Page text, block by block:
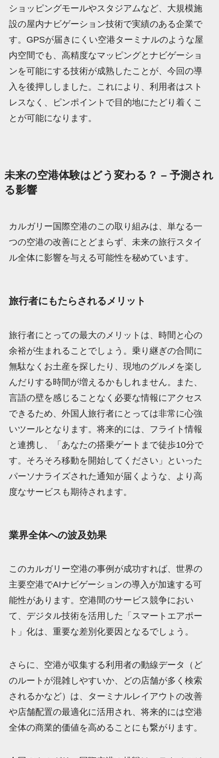
ショッピングモールやスタジアムなど、大規模施
設の屋内ナビゲーション技術で実績のある企業で
す。GPSが届きにくい空港ターミナルのような屋
内空間でも、高精度なマッピングとナビゲーショ
ンを可能にする技術が成熟したことが、今回の導
入を後押ししました。これにより、利用者はスト
レスなく、ピンポイントで目的地にたどり着くこ
とが可能になります。
未来の空港体験はどう変わる？ – 予測され
る影響
カルガリー国際空港のこの取り組みは、単なる一
つの空港の改善にとどまらず、未来の旅行スタイ
ル全体に影響を与える可能性を秘めています。
旅行者にもたらされるメリット
旅行者にとっての最大のメリットは、時間と心の
余裕が生まれることでしょう。乗り継ぎの合間に
無駄なくお土産を探したり、現地のグルメを楽し
んだりする時間が増えるかもしれません。また、
言語の壁を感じることなく必要な情報にアクセス
できるため、外国人旅行者にとっては非常に心強
いツールとなります。将来的には、フライト情報
と連携し、「あなたの搭乗ゲートまで徒歩10分で
す。そろそろ移動を開始してください」といった
パーソナライズされた通知が届くような、より高
度なサービスも期待されます。
業界全体への波及効果
このカルガリー空港の事例が成功すれば、世界の
主要空港でAIナビゲーションの導入が加速する可
能性があります。空港間のサービス競争におい
て、デジタル技術を活用した「スマートエアポー
ト」化は、重要な差別化要因となるでしょう。
さらに、空港が収集する利用者の動線データ（ど
のルートが混雑しやすいか、どの店舗が多く検索
されるかなど）は、ターミナルレイアウトの改善
や店舗配置の最適化に活用され、将来的には空港
全体の商業的価値を高めることにも繋がります。